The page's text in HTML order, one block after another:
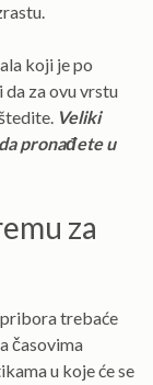
koji je po
za ovu vrstu
Veliki
pronađete u
za
trebaće
časovima
u koje će se